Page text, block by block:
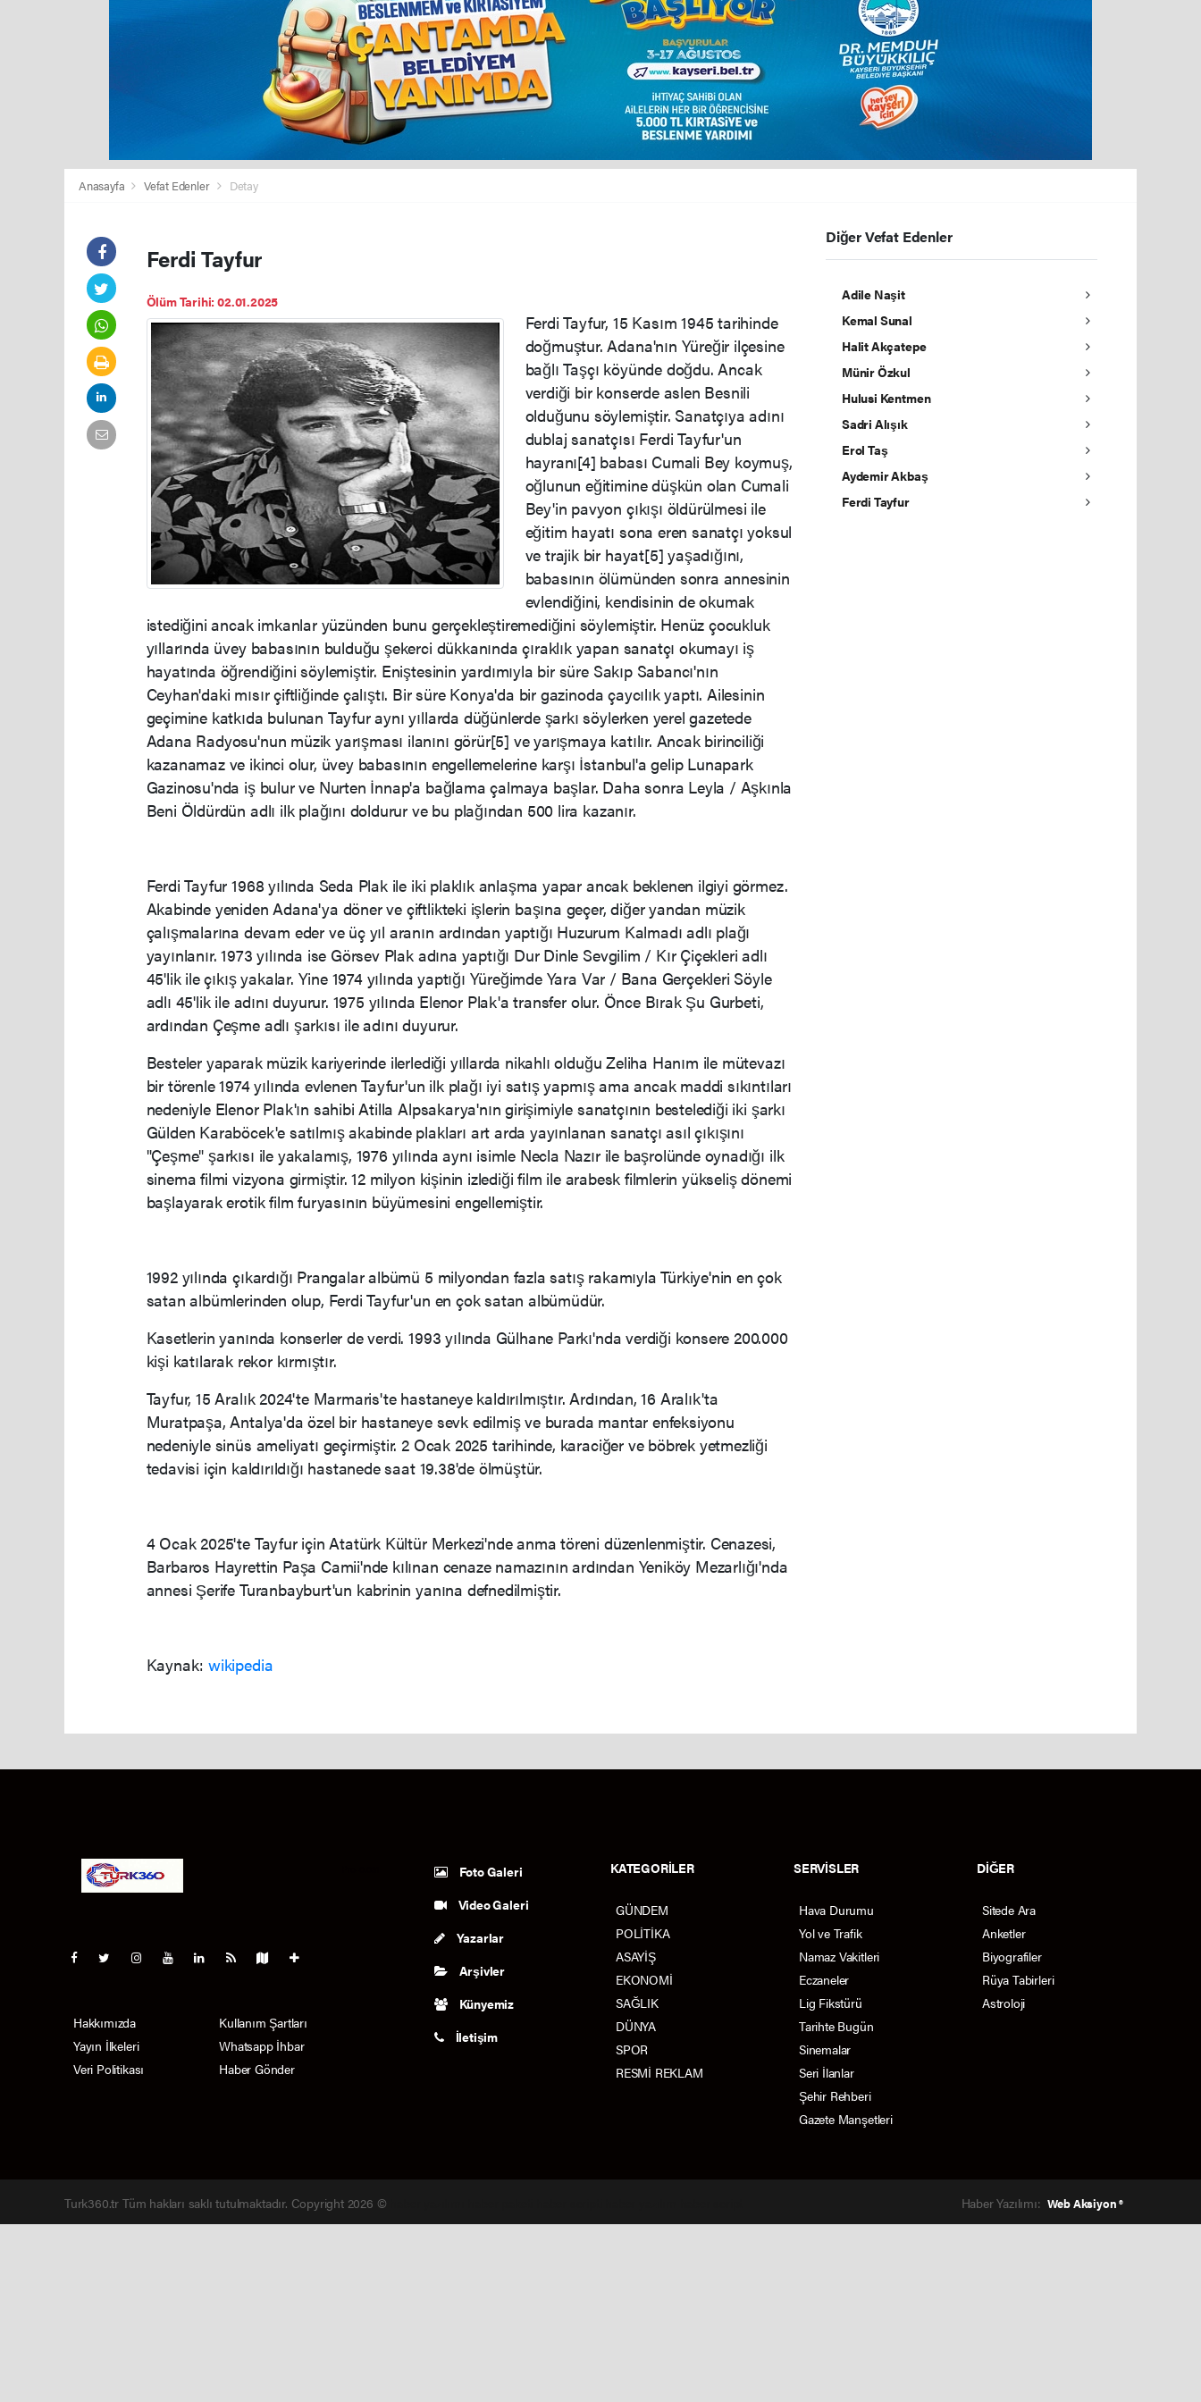
Anasayfa Vefat Edenler Detay
Ferdi Tayfur
Ölüm Tarihi: 02.01.2025
Ferdi Tayfur, 15 Kasım 1945 tarihinde
doğmuştur. Adana'nın Yüreğir ilçesine
bağlı Taşçı köyünde doğdu. Ancak
verdiği bir konserde aslen Besnili
olduğunu söylemiştir. Sanatçıya adını
dublaj sanatçısı Ferdi Tayfur'un
hayranı[4] babası Cumali Bey koymuş,
oğlunun eğitimine düşkün olan Cumali
Bey'in pavyon çıkışı öldürülmesi ile
eğitim hayatı sona eren sanatçı yoksul
ve trajik bir hayat[5] yaşadığını,
babasının ölümünden sonra annesinin
evlendiğini, kendisinin de okumak
istediğini ancak imkanlar yüzünden bunu gerçekleştiremediğini söylemiştir. Henüz çocukluk
yıllarında üvey babasının bulduğu şekerci dükkanında çıraklık yapan sanatçı okumayı iş
hayatında öğrendiğini söylemiştir. Eniştesinin yardımıyla bir süre Sakıp Sabancı'nın
Ceyhan'daki mısır çiftliğinde çalıştı. Bir süre Konya'da bir gazinoda çaycılık yaptı. Ailesinin
geçimine katkıda bulunan Tayfur aynı yıllarda düğünlerde şarkı söylerken yerel gazetede
Adana Radyosu'nun müzik yarışması ilanını görür[5] ve yarışmaya katılır. Ancak birinciliği
kazanamaz ve ikinci olur, üvey babasının engellemelerine karşı İstanbul'a gelip Lunapark
Gazinosu'nda iş bulur ve Nurten İnnap'a bağlama çalmaya başlar. Daha sonra Leyla / Aşkınla
Beni Öldürdün adlı ilk plağını doldurur ve bu plağından 500 lira kazanır.
Ferdi Tayfur 1968 yılında Seda Plak ile iki plaklık anlaşma yapar ancak beklenen ilgiyi görmez.
Akabinde yeniden Adana'ya döner ve çiftlikteki işlerin başına geçer, diğer yandan müzik
çalışmalarına devam eder ve üç yıl aranın ardından yaptığı Huzurum Kalmadı adlı plağı
yayınlanır. 1973 yılında ise Görsev Plak adına yaptığı Dur Dinle Sevgilim / Kır Çiçekleri adlı
45'lik ile çıkış yakalar. Yine 1974 yılında yaptığı Yüreğimde Yara Var / Bana Gerçekleri Söyle
adlı 45'lik ile adını duyurur. 1975 yılında Elenor Plak'a transfer olur. Önce Bırak Şu Gurbeti,
ardından Çeşme adlı şarkısı ile adını duyurur.
Besteler yaparak müzik kariyerinde ilerlediği yıllarda nikahlı olduğu Zeliha Hanım ile mütevazı
bir törenle 1974 yılında evlenen Tayfur'un ilk plağı iyi satış yapmış ama ancak maddi sıkıntıları
nedeniyle Elenor Plak'ın sahibi Atilla Alpsakarya'nın girişimiyle sanatçının bestelediği iki şarkı
Gülden Karaböcek'e satılmış akabinde plakları art arda yayınlanan sanatçı asıl çıkışını
"Çeşme" şarkısı ile yakalamış, 1976 yılında aynı isimle Necla Nazır ile başrolünde oynadığı ilk
sinema filmi vizyona girmiştir. 12 milyon kişinin izlediği film ile arabesk filmlerin yükseliş dönemi
başlayarak erotik film furyasının büyümesini engellemiştir.
1992 yılında çıkardığı Prangalar albümü 5 milyondan fazla satış rakamıyla Türkiye'nin en çok
satan albümlerinden olup, Ferdi Tayfur'un en çok satan albümüdür.
Kasetlerin yanında konserler de verdi. 1993 yılında Gülhane Parkı'nda verdiği konsere 200.000
kişi katılarak rekor kırmıştır.
Tayfur, 15 Aralık 2024'te Marmaris'te hastaneye kaldırılmıştır. Ardından, 16 Aralık'ta
Muratpaşa, Antalya'da özel bir hastaneye sevk edilmiş ve burada mantar enfeksiyonu
nedeniyle sinüs ameliyatı geçirmiştir. 2 Ocak 2025 tarihinde, karaciğer ve böbrek yetmezliği
tedavisi için kaldırıldığı hastanede saat 19.38'de ölmüştür.
4 Ocak 2025'te Tayfur için Atatürk Kültür Merkezi'nde anma töreni düzenlenmiştir. Cenazesi,
Barbaros Hayrettin Paşa Camii'nde kılınan cenaze namazının ardından Yeniköy Mezarlığı'nda
annesi Şerife Turanbayburt'un kabrinin yanına defnedilmiştir.
Kaynak:wikipedia
Diğer Vefat Edenler
Adile Naşit
Kemal Sunal
Halit Akçatepe
Münir Özkul
Hulusi Kentmen
Sadri Alışık
Erol Taş
Aydemir Akbaş
Ferdi Tayfur
Hakkımızda
Yayın İlkeleri
Veri Politikası
Kullanım Şartları
Whatsapp İhbar
Haber Gönder
Foto Galeri
Video Galeri
Yazarlar
Arşivler
Künyemiz
İletişim
KATEGORİLER
GÜNDEM
POLİTİKA
ASAYİŞ
EKONOMİ
SAĞLIK
DÜNYA
SPOR
RESMİ REKLAM
SERVİSLER
Hava Durumu
Yol ve Trafik
Namaz Vakitleri
Eczaneler
Lig Fikstürü
Tarihte Bugün
Sinemalar
Seri İlanlar
Şehir Rehberi
Gazete Manşetleri
DİĞER
Sitede Ara
Anketler
Biyografiler
Rüya Tabirleri
Astroloji
Turk360.tr Tüm hakları saklı tutulmaktadır. Copyright 2026 © Haber Yazılımı: Web Aksiyon ®